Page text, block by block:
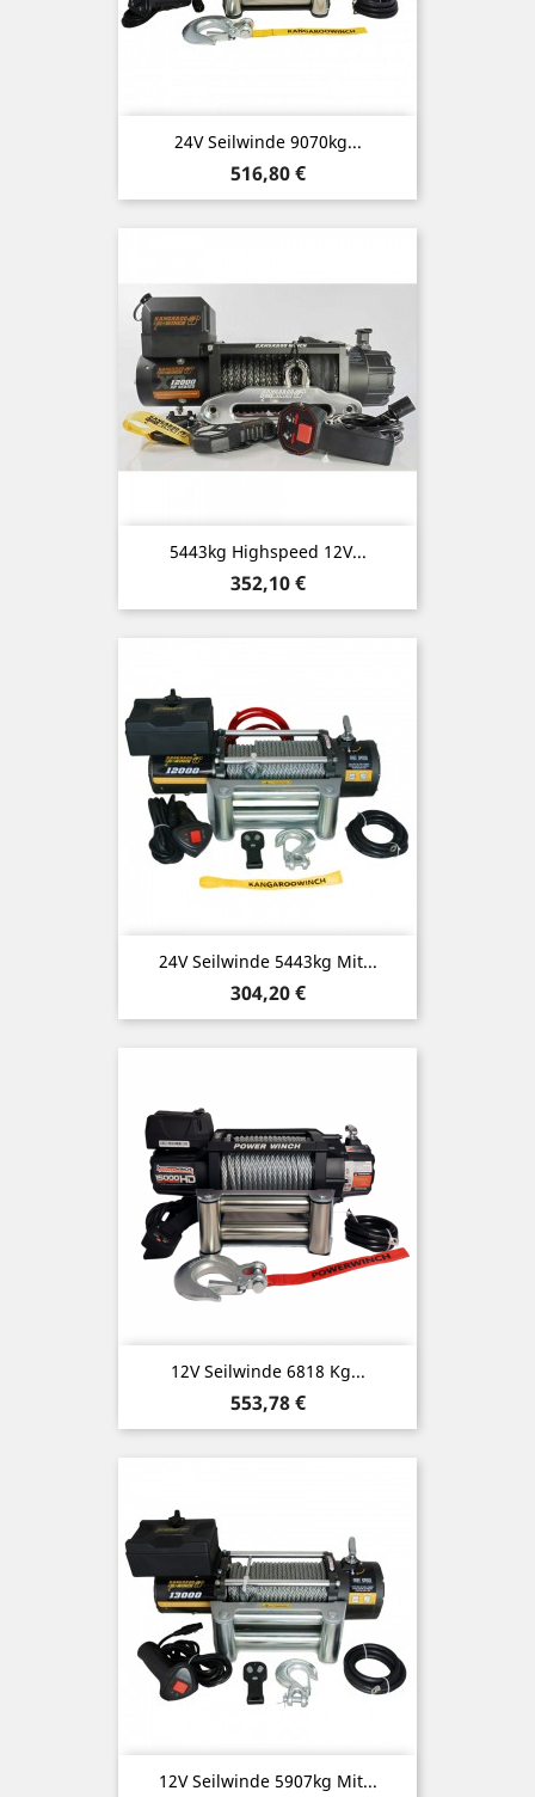
24V Seilwinde 9070kg...
Preis
516,80 €
5443kg Highspeed 12V...
Preis
352,10 €
24V Seilwinde 5443kg Mit...
Preis
304,20 €
12V Seilwinde 6818 Kg...
Preis
553,78 €
12V Seilwinde 5907kg Mit...